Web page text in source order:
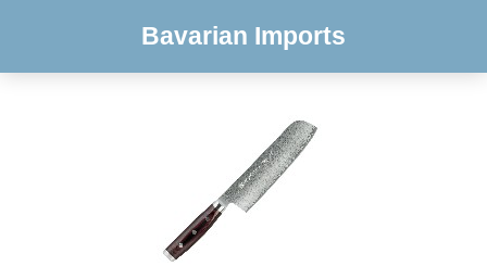
Bavarian Imports